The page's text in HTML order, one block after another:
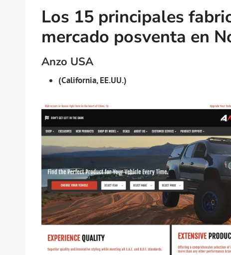
Los 15 principales
mercado posventa en
Anzo USA
(California, EE.UU.)